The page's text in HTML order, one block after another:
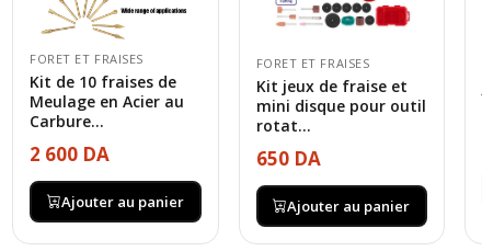
FORET ET FRAISES
Kit de 10 fraises de
Meulage en Acier au
Carbure...
2 600 DA
Ajouter au panier
FORET ET FRAISES
Kit jeux de fraise et
mini disque pour outil
rotat...
650 DA
Ajouter au panier